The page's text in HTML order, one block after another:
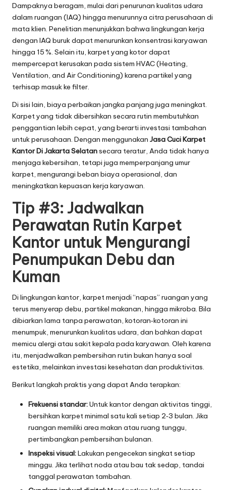
Dampaknya beragam, mulai dari penurunan kualitas udara
dalam ruangan (IAQ) hingga menurunnya citra perusahaan di
mata klien. Penelitian menunjukkan bahwa lingkungan kerja
dengan IAQ buruk dapat menurunkan konsentrasi karyawan
hingga 15 %. Selain itu, karpet yang kotor dapat
mempercepat kerusakan pada sistem HVAC (Heating,
Ventilation, and Air Conditioning) karena partikel yang
terhisap masuk ke filter.
Di sisi lain, biaya perbaikan jangka panjang juga meningkat.
Karpet yang tidak dibersihkan secara rutin membutuhkan
penggantian lebih cepat, yang berarti investasi tambahan
untuk perusahaan. Dengan menggunakan Jasa Cuci Karpet
Kantor Di Jakarta Selatansecara teratur, Anda tidak hanya
menjaga kebersihan, tetapi juga memperpanjang umur
karpet, mengurangi beban biaya operasional, dan
meningkatkan kepuasan kerja karyawan.
Tip #3: Jadwalkan
Perawatan Rutin Karpet
Kantor untuk Mengurangi
Penumpukan Debu dan
Kuman
Di lingkungan kantor, karpet menjadi “napas” ruangan yang
terus menyerap debu, partikel makanan, hingga mikroba. Bila
dibiarkan lama tanpa perawatan, kotoran‑kotoran ini
menumpuk, menurunkan kualitas udara, dan bahkan dapat
memicu alergi atau sakit kepala pada karyawan. Oleh karena
itu, menjadwalkan pembersihan rutin bukan hanya soal
estetika, melainkan investasi kesehatan dan produktivitas.
Berikut langkah praktis yang dapat Anda terapkan:
Frekuensi standar:Untuk kantor dengan aktivitas tinggi,
bersihkan karpet minimal satu kali setiap 2‑3 bulan. Jika
ruangan memiliki area makan atau ruang tunggu,
pertimbangkan pembersihan bulanan.
Inspeksi visual:Lakukan pengecekan singkat setiap
minggu. Jika terlihat noda atau bau tak sedap, tandai
tanggal perawatan tambahan.